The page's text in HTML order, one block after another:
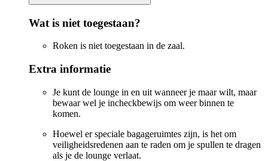
Wat is niet toegestaan?
Roken is niet toegestaan in de zaal.
Extra informatie
Je kunt de lounge in en uit wanneer je maar wilt, maar
bewaar wel je incheckbewijs om weer binnen te
komen.
Hoewel er speciale bagageruimtes zijn, is het om
veiligheidsredenen aan te raden om je spullen te dragen
als je de lounge verlaat.